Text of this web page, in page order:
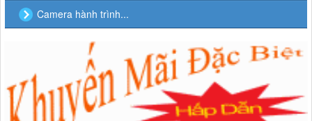
Camera hành trình...